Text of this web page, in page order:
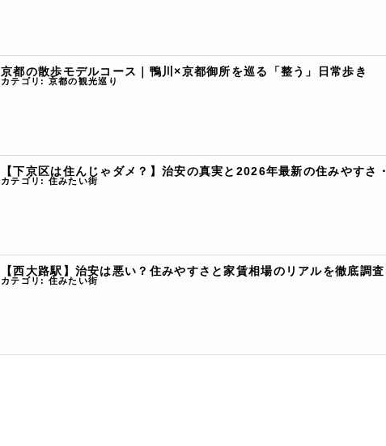
京都の散歩モデルコース｜鴨川×京都御所を巡る「整う」日常歩き
カテゴリ: 京都の観光巡り
【下京区は住んじゃダメ？】治安の真実と2026年最新の住みやすさ
カテゴリ: 住みたい街
【西大路駅】治安は悪い？住みやすさと家賃相場のリアルを徹底調査
カテゴリ: 住みたい街